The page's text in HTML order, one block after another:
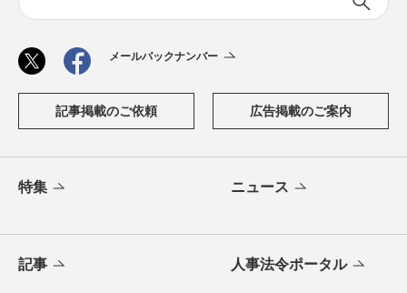
メールバックナンバー
記事掲載のご依頼 広告掲載のご案内
特集 ニュース
記事 人事法令ポータル